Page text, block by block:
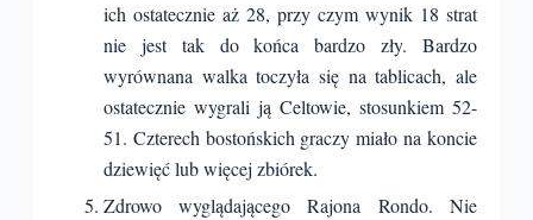
ich ostatecznie aż 28, przy czym wynik 18 strat
nie jest tak do końca bardzo zły. Bardzo
wyrównana walka toczyła się na tablicach, ale
ostatecznie wygrali ją Celtowie, stosunkiem 52-
51. Czterech bostońskich graczy miało na koncie
dziewięć lub więcej zbiórek.
Zdrowo wyglądającego Rajona Rondo. Nie